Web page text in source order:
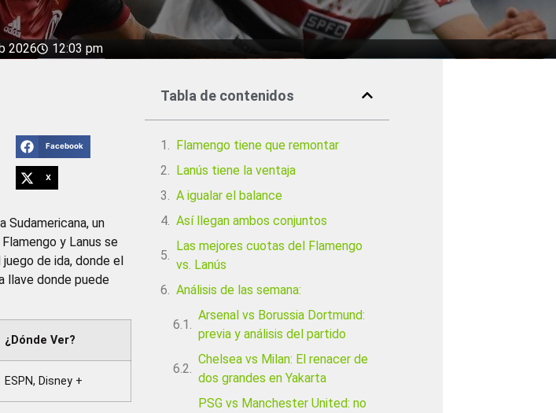
2026 12:03 pm
Facebook
X
Sudamericana, un
Flamengo y Lanus se
de ida, donde el
llave donde puede
¿Dónde Ver?
ESPN, Disney +
Tabla de contenidos
Flamengo tiene que remontar
Lanús tiene la ventaja
A igualar el balance
Así llegan ambos conjuntos
Las mejores cuotas del Flamengo
vs. Lanús
Análisis de las semana:
Arsenal vs Borussia Dortmund:
previa y análisis del partido
Chelsea vs Milan: El renacer de
dos grandes en Yakarta
PSG vs Manchester United: no